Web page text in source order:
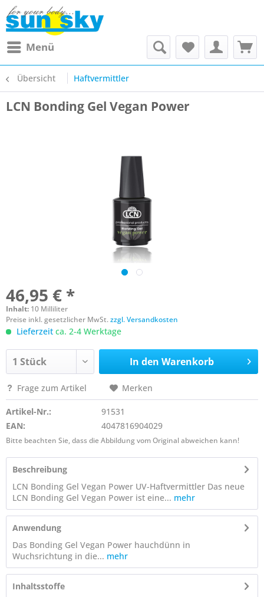
Menü
Übersicht Haftvermittler
LCN Bonding Gel Vegan Power
46,95 € *
Inhalt: 10 Milliliter
Preise inkl. gesetzlicher MwSt.zzgl. Versandkosten
Lieferzeit ca. 2-4 Werktage
In den Warenkorb
Frage zum Artikel Merken
Artikel-Nr.:
91531
EAN:
4047816904029
Bitte beachten Sie, dass die Abbildung vom Original abweichen kann!
Beschreibung
LCN Bonding Gel Vegan Power UV-Haftvermittler Das neue
LCN Bonding Gel Vegan Power ist eine... mehr
Anwendung
Das Bonding Gel Vegan Power hauchdünn in
Wuchsrichtung in die... mehr
Inhaltsstoffe